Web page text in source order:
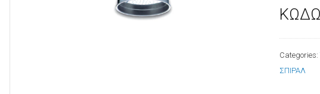
Categories:
ΣΠΙΡΑΛ